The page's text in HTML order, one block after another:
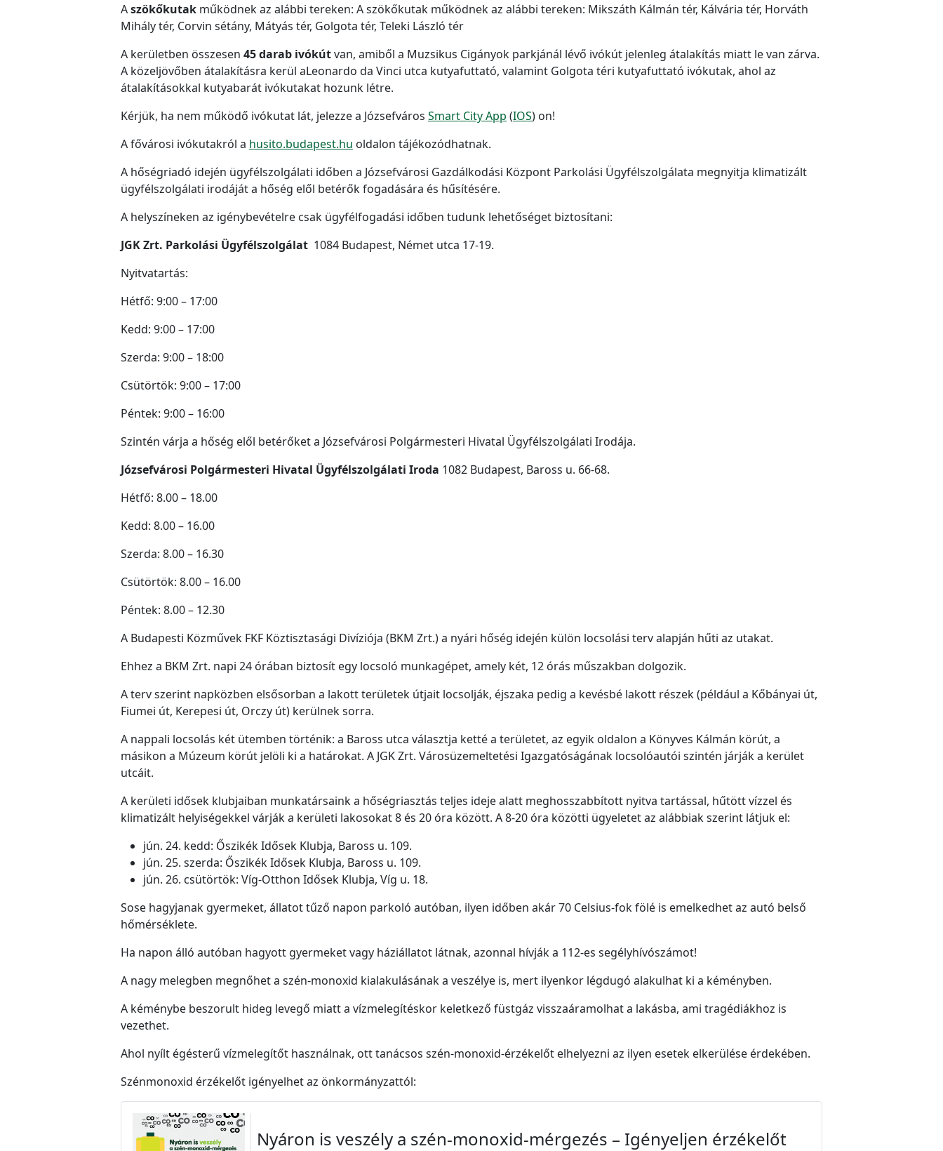
Aszökőkutak működnek az alábbi tereken: A szökőkutak működnek az alábbi tereken: Mikszáth Kálmán tér, Kálvária tér, Horváth
Mihály tér, Corvin sétány, Mátyás tér, Golgota tér, Teleki László tér
A kerületben összesen 45 darab ivókútvan, amiből a Muzsikus Cigányok parkjánál lévő ivókút jelenleg átalakítás miatt le van zárva.
A közeljövőben átalakításra kerül aLeonardo da Vinci utca kutyafuttató, valamint Golgota téri kutyafuttató ivókutak, ahol az
átalakításokkal kutyabarát ivókutakat hozunk létre.
Kérjük, ha nem működő ivókutat lát, jelezze a Józsefváros Smart City App (IOS) on!
A fővárosi ivókutakról a husito.budapest.hu oldalon tájékozódhatnak.
A hőségriadó idején ügyfélszolgálati időben a Józsefvárosi Gazdálkodási Központ Parkolási Ügyfélszolgálata megnyitja klimatizált
ügyfélszolgálati irodáját a hőség elől betérők fogadására és hűsítésére.
A helyszíneken az igénybevételre csak ügyfélfogadási időben tudunk lehetőséget biztosítani:
JGK Zrt. Parkolási Ügyfélszolgálat 1084 Budapest, Német utca 17-19.
Nyitvatartás:
Hétfő: 9:00 – 17:00
Kedd: 9:00 – 17:00
Szerda: 9:00 – 18:00
Csütörtök: 9:00 – 17:00
Péntek: 9:00 – 16:00
Szintén várja a hőség elől betérőket a Józsefvárosi Polgármesteri Hivatal Ügyfélszolgálati Irodája.
Józsefvárosi Polgármesteri Hivatal Ügyfélszolgálati Iroda 1082 Budapest, Baross u. 66-68.
Hétfő: 8.00 – 18.00
Kedd: 8.00 – 16.00
Szerda: 8.00 – 16.30
Csütörtök: 8.00 – 16.00
Péntek: 8.00 – 12.30
A Budapesti Közművek FKF Köztisztasági Divíziója (BKM Zrt.) a nyári hőség idején külön locsolási terv alapján hűti az utakat.
Ehhez a BKM Zrt. napi 24 órában biztosít egy locsoló munkagépet, amely két, 12 órás műszakban dolgozik.
A terv szerint napközben elsősorban a lakott területek útjait locsolják, éjszaka pedig a kevésbé lakott részek (például a Kőbányai út,
Fiumei út, Kerepesi út, Orczy út) kerülnek sorra.
A nappali locsolás két ütemben történik: a Baross utca választja ketté a területet, az egyik oldalon a Könyves Kálmán körút, a
másikon a Múzeum körút jelöli ki a határokat. A JGK Zrt. Városüzemeltetési Igazgatóságának locsolóautói szintén járják a kerület
utcáit.
A kerületi idősek klubjaiban munkatársaink a hőségriasztás teljes ideje alatt meghosszabbított nyitva tartással, hűtött vízzel és
klimatizált helyiségekkel várják a kerületi lakosokat 8 és 20 óra között. A 8-20 óra közötti ügyeletet az alábbiak szerint látjuk el:
jún. 24. kedd: Őszikék Idősek Klubja, Baross u. 109.
jún. 25. szerda: Őszikék Idősek Klubja, Baross u. 109.
jún. 26. csütörtök: Víg-Otthon Idősek Klubja, Víg u. 18.
Sose hagyjanak gyermeket, állatot tűző napon parkoló autóban, ilyen időben akár 70 Celsius-fok fölé is emelkedhet az autó belső
hőmérséklete.
Ha napon álló autóban hagyott gyermeket vagy háziállatot látnak, azonnal hívják a 112-es segélyhívószámot!
A nagy melegben megnőhet a szén-monoxid kialakulásának a veszélye is, mert ilyenkor légdugó alakulhat ki a kéményben.
A kéménybe beszorult hideg levegő miatt a vízmelegítéskor keletkező füstgáz visszaáramolhat a lakásba, ami tragédiákhoz is
vezethet.
Ahol nyílt égésterű vízmelegítőt használnak, ott tanácsos szén-monoxid-érzékelőt elhelyezni az ilyen esetek elkerülése érdekében.
Szénmonoxid érzékelőt igényelhet az önkormányzattól:
Nyáron is veszély a szén-monoxid-mérgezés – Igényeljen érzékelőt